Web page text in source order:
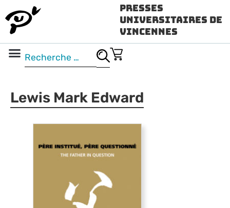
Presses
Universitaires de
Vincennes
Lewis Mark Edward